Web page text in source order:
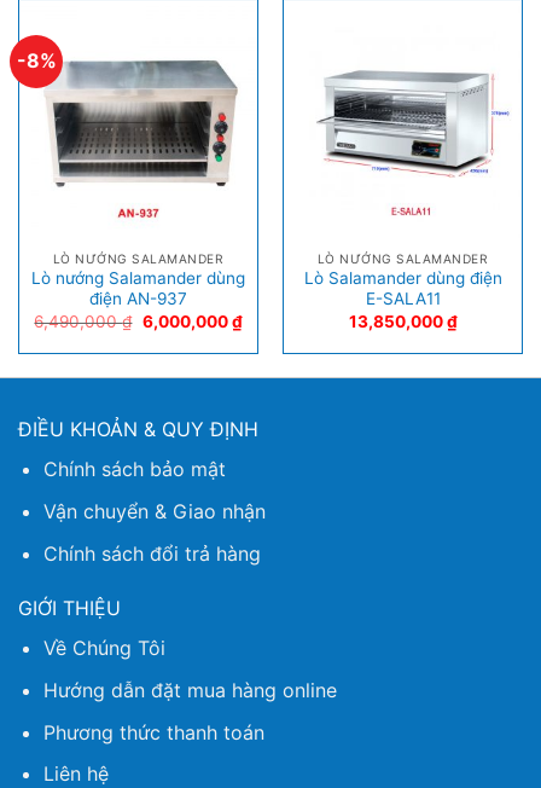
-8%
LÒ NƯỚNG SALAMANDER
Lò nướng Salamander dùng
điện AN-937
6,490,000₫ 6,000,000₫
LÒ NƯỚNG SALAMANDER
Lò Salamander dùng điện
E-SALA11
13,850,000₫
ĐIỀU KHOẢN & QUY ĐỊNH
Chính sách bảo mật
Vận chuyển & Giao nhận
Chính sách đổi trả hàng
GIỚI THIỆU
Về Chúng Tôi
Hướng dẫn đặt mua hàng online
Phương thức thanh toán
Liên hệ